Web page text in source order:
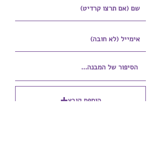
הוספת קובץ